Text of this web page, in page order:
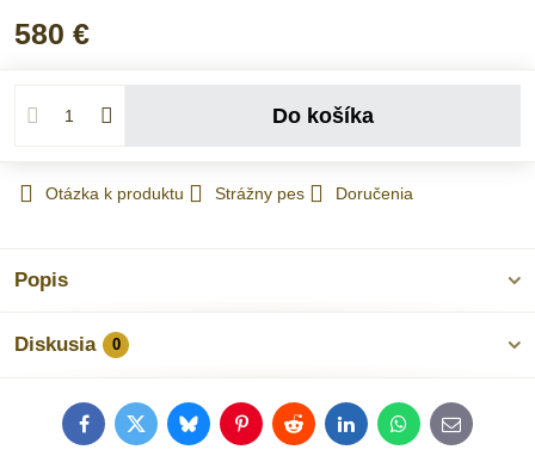
580 €
Do košíka
Otázka k produktu Strážny pes Doručenia
Popis
Diskusia 0
FacebookTwitterBlueskyPinterestRedditLinkedInWhatsApp
E-
mail